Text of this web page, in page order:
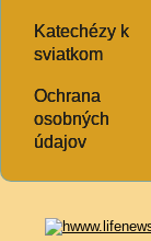
Katechézy k
sviatkom
Ochrana
osobných
údajov